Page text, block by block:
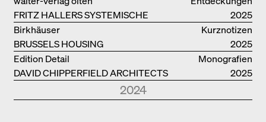
FRITZ HALLERS SYSTEMISCHE
STADTUTOPIE
2025
Kurznotizen
BRUSSELS HOUSING
Birkhäuser
2025
Monografien
DAVID CHIPPERFIELD ARCHITECTS
Edition Detail
2025
2024